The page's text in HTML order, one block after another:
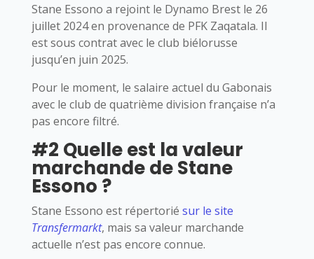
Stane Essono a rejoint le Dynamo Brest le 26
juillet 2024 en provenance de PFK Zaqatala. Il
est sous contrat avec le club biélorusse
jusqu’en juin 2025.
Pour le moment, le salaire actuel du Gabonais
avec le club de quatrième division française n’a
pas encore filtré.
#2 Quelle est la valeur
marchande de Stane
Essono ?
Stane Essono est répertorié sur le site
Transfermarkt, mais sa valeur marchande
actuelle n’est pas encore connue.